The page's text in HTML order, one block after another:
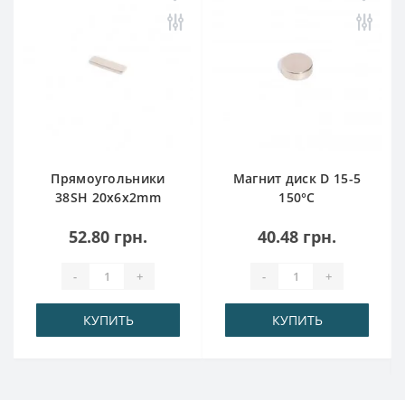
Прямоугольники
38SH 20x6x2mm
52.80 грн.
- +
КУПИТЬ
Магнит диск D 15-5
150°C
40.48 грн.
- +
КУПИТЬ